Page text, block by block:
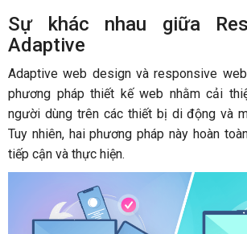
Sự khác nhau giữa
Adaptive
Adaptive web design và responsive
phương pháp thiết kế web nhằm cải
người dùng trên các thiết bị di động và
Tuy nhiên, hai phương pháp này hoàn
tiếp cận và thực hiện.